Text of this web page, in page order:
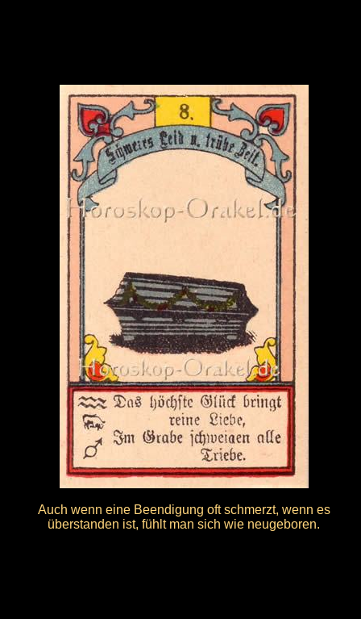
Auch wenn eine Beendigung oft schmerzt, wenn es
überstanden ist, fühlt man sich wie neugeboren.